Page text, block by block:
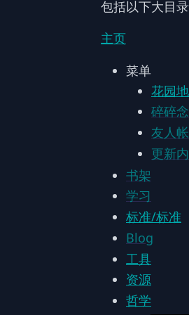
包括以下大目录
主页
菜单
花园
碎碎念
友人帐
更新
书架
学习
标准/标准
Blog
工具
资源
哲学